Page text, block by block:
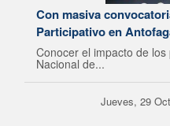
Con masiva
Participativo en
Conocer el impacto de
Nacional de...
Jueves, 29